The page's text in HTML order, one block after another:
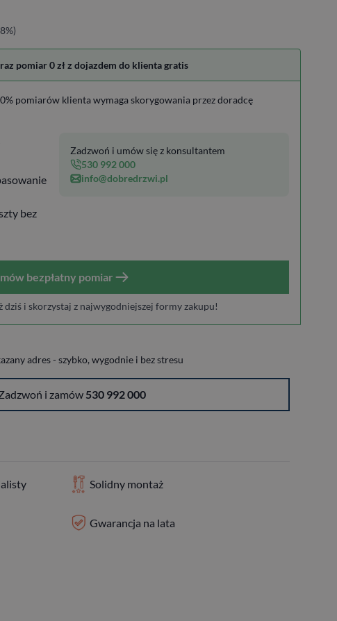
pomiar 0 zł z dojazdem do klienta gratis
pomiarów klienta wymaga skorygowania przez doradcę
bez
Zadzwoń i umów się z konsultantem
530 992 000
info@dobredrzwi.pl
bezpłatny pomiar
dziś i skorzystaj z najwygodniejszej formy zakupu!
adres - szybko, wygodnie i bez stresu
i zamów 530 992 000
Solidny montaż
Gwarancja na lata